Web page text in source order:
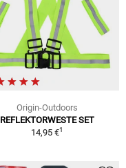
Origin-Outdoors
REFLEKTORWESTE SET
14,95 €1